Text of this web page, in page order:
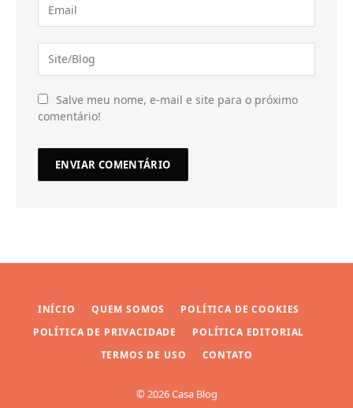
Salve meu nome, e-mail e site para o próximo
comentário!
INÍCIO QUEM SOMOS
POLÍTICA DE COOKIES
POLÍTICA DE PRIVACIDADE
POLÍTICA EDITORIAL
TERMOS DE USO
CONTATO
© 2026 Casa Blog